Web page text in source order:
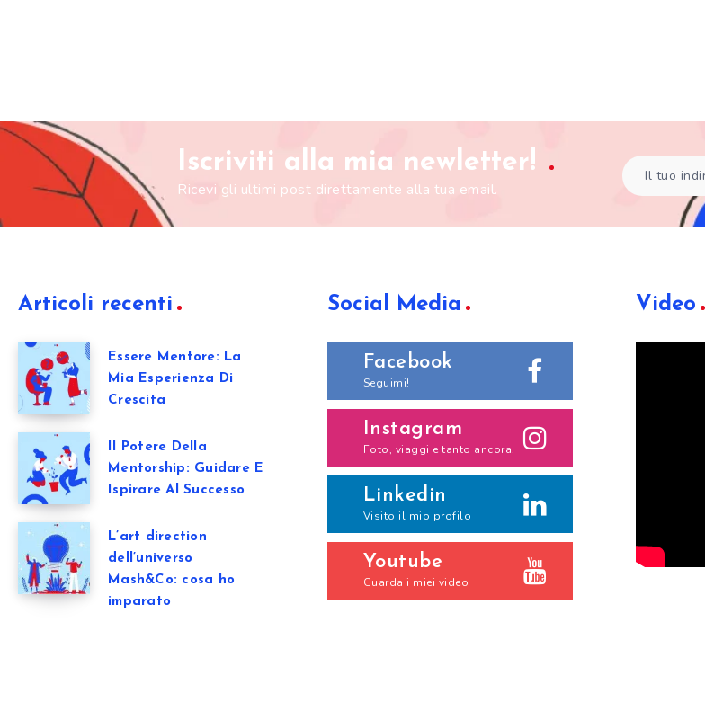
Iscriviti alla mia newletter!
Ricevi gli ultimi post direttamente alla tua email.
Articoli recenti
Essere Mentore: La
Mia Esperienza Di
Crescita
Il Potere Della
Mentorship: Guidare E
Ispirare Al Successo
L’art direction
dell’universo
Mash&Co: cosa ho
imparato
Social Media
Facebook
Seguimi!
Instagram
Foto, viaggi e tanto ancora!
Linkedin
Visito il mio profilo
Youtube
Guarda i miei video
Video